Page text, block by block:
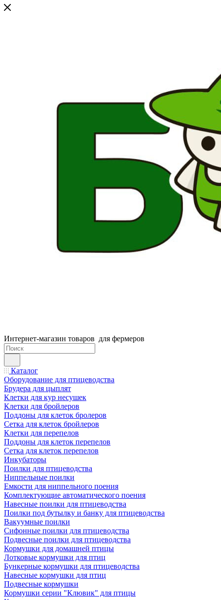
Интернет-магазин товаров для фермеров
Каталог
Оборудование для птицеводства
Брудера для цыплят
Клетки для кур несушек
Клетки для бройлеров
Поддоны для клеток бролеров
Сетка для клеток бройлеров
Клетки для перепелов
Поддоны для клеток перепелов
Сетка для клеток перепелов
Инкубаторы
Поилки для птицеводства
Ниппельные поилки
Емкости для ниппельного поения
Комплектующие автоматического поения
Навесные поилки для птицеводства
Поилки под бутылку и банку для птицеводства
Вакуумные поилки
Сифонные поилки для птицеводства
Подвесные поилки для птицеводства
Кормушки для домашней птицы
Лотковые кормушки для птиц
Бункерные кормушки для птицеводства
Навесные кормушки для птиц
Подвесные кормушки
Кормушки серии "Клювик" для птицы